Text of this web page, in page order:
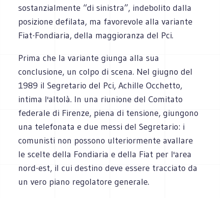
sostanzialmente “di sinistra”, indebolito dalla
posizione defilata, ma favorevole alla variante
Fiat-Fondiaria, della maggioranza del Pci.
Prima che la variante giunga alla sua
conclusione, un colpo di scena. Nel giugno del
1989 il Segretario del Pci, Achille Occhetto,
intima l'altolà. In una riunione del Comitato
federale di Firenze, piena di tensione, giungono
una telefonata e due messi del Segretario: i
comunisti non possono ulteriormente avallare
le scelte della Fondiaria e della Fiat per l'area
nord-est, il cui destino deve essere tracciato da
un vero piano regolatore generale.